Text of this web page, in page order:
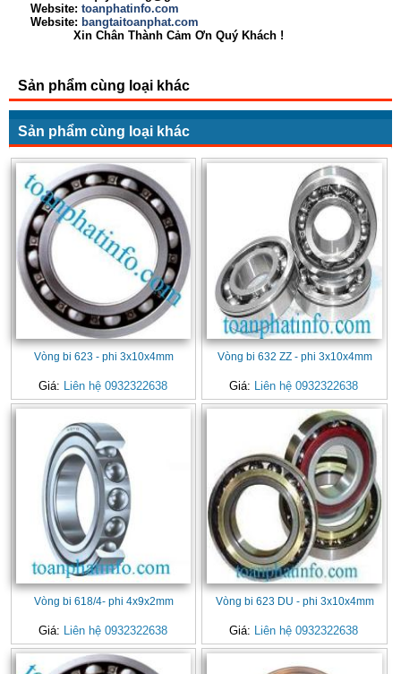
Website: toanphatinfo.com
Website: bangtaitoanphat.com
Xin Chân Thành Cảm Ơn Quý Khách !
Sản phẩm cùng loại khác
Sản phẩm cùng loại khác
Vòng bi 623 - phi 3x10x4mm
Giá: Liên hệ 0932322638
Vòng bi 632 ZZ - phi 3x10x4mm
Giá: Liên hệ 0932322638
Vòng bi 618/4- phi 4x9x2mm
Giá: Liên hệ 0932322638
Vòng bi 623 DU - phi 3x10x4mm
Giá: Liên hệ 0932322638